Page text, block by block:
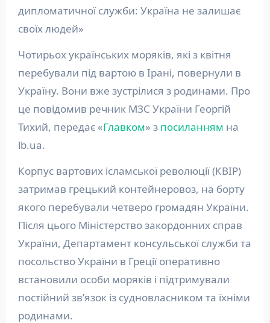
дипломатичної служби: Україна не залишає
своїх людей»
Чотирьох українських моряків, які з квітня
перебували під вартою в Ірані, повернули в
Україну. Вони вже зустрілися з родинами. Про
це повідомив речник МЗС України Георгій
Тихий, передає «Главком» з посиланням на
lb.ua.
Корпус вартових ісламської революції (КВІР)
затримав грецький контейнеровоз, на борту
якого перебували четверо громадян України.
Після цього Міністерство закордонних справ
України, Департамент консульської служби та
посольство України в Греції оперативно
встановили особи моряків і підтримували
постійний зв’язок із судновласником та їхніми
родинами.